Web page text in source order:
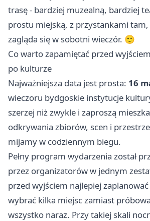
trasę - bardziej muzealną, bardziej
prostu miejską, z przystankami
zagląda się w sobotni wieczór. 🙂
Co warto zapamiętać przed
po kulturze
Najważniejsza data jest prosta: 16
wieczoru bydgoskie instytucje
szerzej niż zwykle i zaproszą
odkrywania zbiorów, scen i
mijamy w codziennym biegu.
Pełny program wydarzenia został
przez organizatorów w jednym
przed wyjściem najlepiej zaplanować
wybrać kilka miejsc zamiast
wszystko naraz. Przy takiej skali